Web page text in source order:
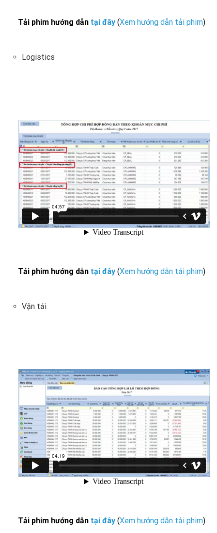
Tải phim hướng dẫn tại đây (Xem hướng dẫn tải phim)
Logistics
Tải phim hướng dẫn tại đây (Xem hướng dẫn tải phim)
Vận tải
Tải phim hướng dẫn tại đây (Xem hướng dẫn tải phim)